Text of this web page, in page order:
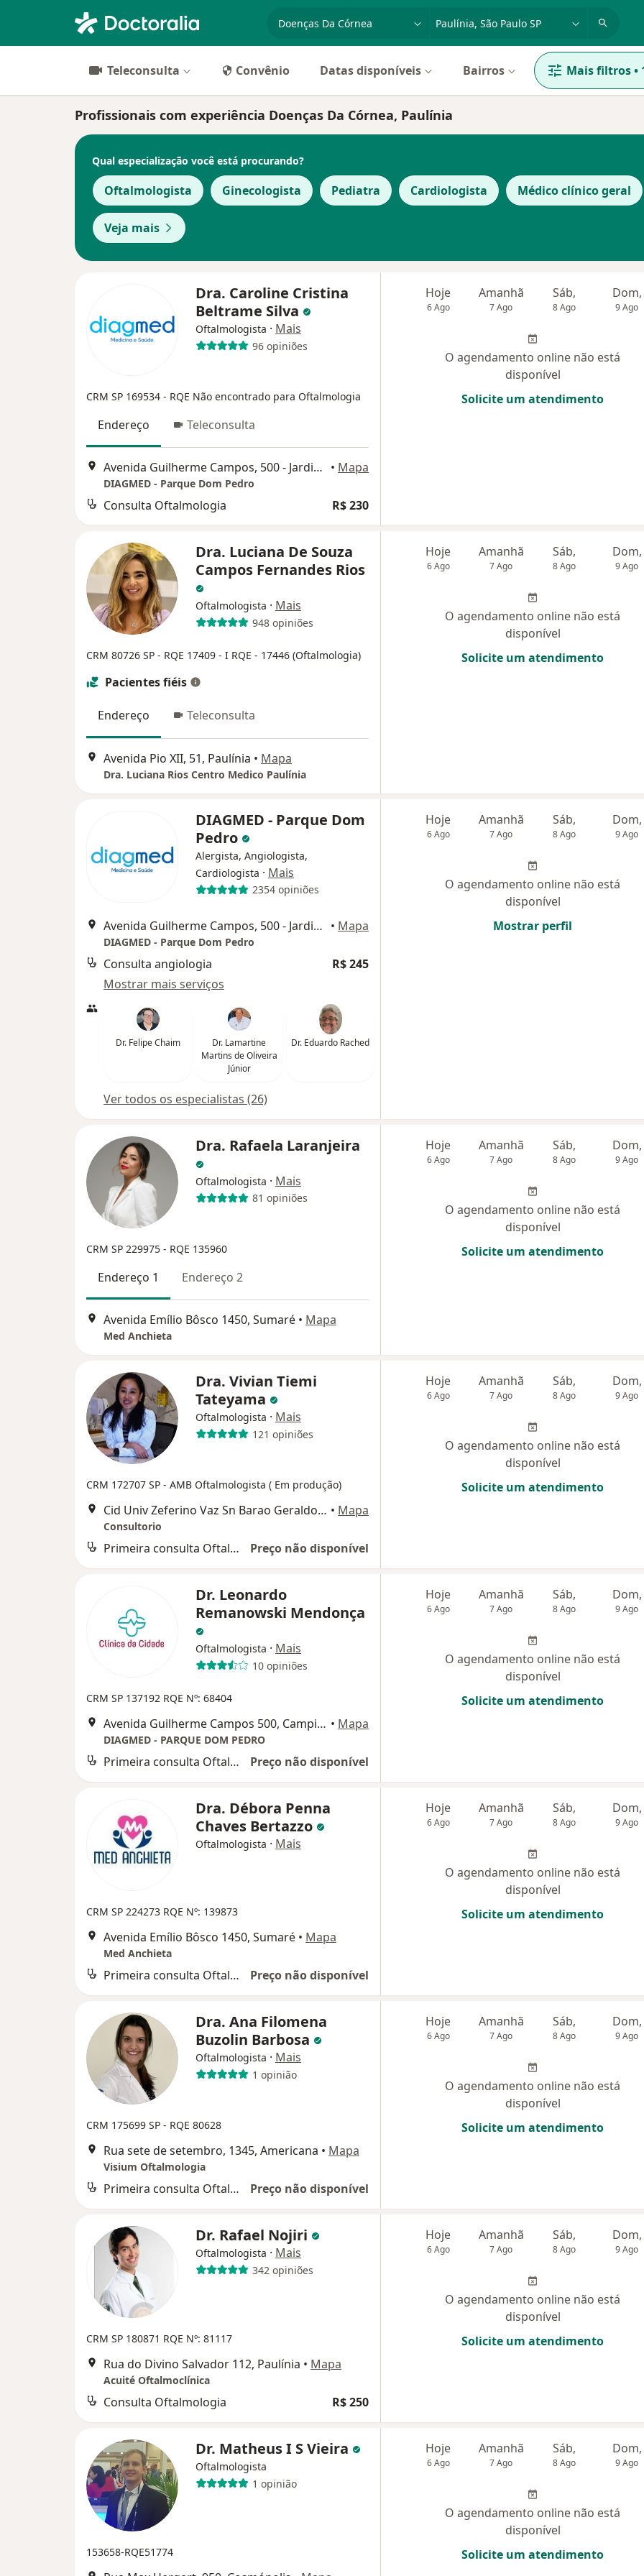
especialidade, doença ou nomecidade ou região
Teleconsulta Convênio Datas disponíveis Bairros Mais filtros•
Profissionais com experiência Doenças Da Córnea, Paulínia
Qual especialização você está procurando?
Oftalmologista Ginecologista Pediatra Cardiologista Médico clínico geral
Veja mais
Dra. Caroline Cristina
Beltrame Silva
Oftalmologista · Mais
96 opiniões
CRM SP 169534 - RQE Não encontrado para Oftalmologia
Endereço Teleconsulta
Avenida Guilherme Campos, 500 - Jardim Santa Genebra, Campinas • Mapa
DIAGMED - Parque Dom Pedro
Consulta Oftalmologia R$ 230
Hoje
6 Ago
Amanhã
7 Ago
Sáb,
8 Ago
Dom,
9 Ago
O agendamento online não está
disponível
Solicite um atendimento
Dra. Luciana De Souza
Campos Fernandes Rios
Oftalmologista · Mais
948 opiniões
CRM 80726 SP - RQE 17409 - I RQE - 17446 (Oftalmologia)
Pacientes fiéis
Endereço Teleconsulta
Avenida Pio XII, 51, Paulínia • Mapa
Dra. Luciana Rios Centro Medico Paulínia
Hoje
6 Ago
Amanhã
7 Ago
Sáb,
8 Ago
Dom,
9 Ago
O agendamento online não está
disponível
Solicite um atendimento
DIAGMED - Parque Dom
Pedro
Alergista, Angiologista,
Cardiologista · Mais
2354 opiniões
Avenida Guilherme Campos, 500 - Jardim Santa Genebra, Campinas • Mapa
DIAGMED - Parque Dom Pedro
Consulta angiologia
R$ 245
Mostrar mais serviços
Dr. Felipe Chaim
Dr. Lamartine
Martins de Oliveira
Júnior
Dr. Eduardo Rached
Ver todos os especialistas (26)
Hoje
6 Ago
Amanhã
7 Ago
Sáb,
8 Ago
Dom,
9 Ago
O agendamento online não está
disponível
Mostrar perfil
Dra. Rafaela Laranjeira
Oftalmologista · Mais
81 opiniões
CRM SP 229975 - RQE 135960
Endereço 1 Endereço 2
Avenida Emílio Bôsco 1450, Sumaré • Mapa
Med Anchieta
Hoje
6 Ago
Amanhã
7 Ago
Sáb,
8 Ago
Dom,
9 Ago
O agendamento online não está
disponível
Solicite um atendimento
Dra. Vivian Tiemi
Tateyama
Oftalmologista · Mais
121 opiniões
CRM 172707 SP - AMB Oftalmologista ( Em produção)
Cid Univ Zeferino Vaz Sn Barao Geraldo, Campinas • Mapa
Consultorio
Primeira consulta Oftalmologia Preço não disponível
Hoje
6 Ago
Amanhã
7 Ago
Sáb,
8 Ago
Dom,
9 Ago
O agendamento online não está
disponível
Solicite um atendimento
Dr. Leonardo
Remanowski Mendonça
Oftalmologista · Mais
10 opiniões
CRM SP 137192 RQE Nº: 68404
Avenida Guilherme Campos 500, Campinas • Mapa
DIAGMED - PARQUE DOM PEDRO
Primeira consulta Oftalmologia Preço não disponível
Hoje
6 Ago
Amanhã
7 Ago
Sáb,
8 Ago
Dom,
9 Ago
O agendamento online não está
disponível
Solicite um atendimento
Dra. Débora Penna
Chaves Bertazzo
Oftalmologista · Mais
CRM SP 224273 RQE Nº: 139873
Avenida Emílio Bôsco 1450, Sumaré • Mapa
Med Anchieta
Primeira consulta Oftalmologia Preço não disponível
Hoje
6 Ago
Amanhã
7 Ago
Sáb,
8 Ago
Dom,
9 Ago
O agendamento online não está
disponível
Solicite um atendimento
Dra. Ana Filomena
Buzolin Barbosa
Oftalmologista · Mais
1 opinião
CRM 175699 SP - RQE 80628
Rua sete de setembro, 1345, Americana • Mapa
Visium Oftalmologia
Primeira consulta Oftalmologia Preço não disponível
Hoje
6 Ago
Amanhã
7 Ago
Sáb,
8 Ago
Dom,
9 Ago
O agendamento online não está
disponível
Solicite um atendimento
Dr. Rafael Nojiri
Oftalmologista · Mais
342 opiniões
CRM SP 180871 RQE Nº: 81117
Rua do Divino Salvador 112, Paulínia • Mapa
Acuité Oftalmoclínica
Consulta Oftalmologia R$ 250
Hoje
6 Ago
Amanhã
7 Ago
Sáb,
8 Ago
Dom,
9 Ago
O agendamento online não está
disponível
Solicite um atendimento
Dr. Matheus I S Vieira
Oftalmologista
1 opinião
153658-RQE51774
Hoje
6 Ago
Amanhã
7 Ago
Sáb,
8 Ago
Dom,
9 Ago
O agendamento online não está
disponível
Solicite um atendimento